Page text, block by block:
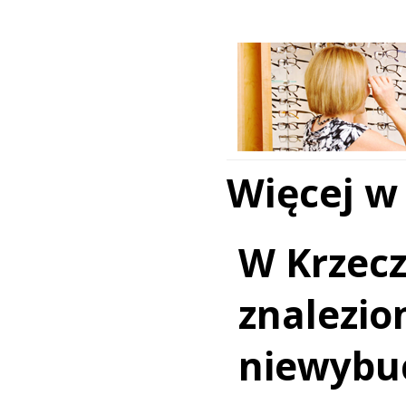
Więcej
W